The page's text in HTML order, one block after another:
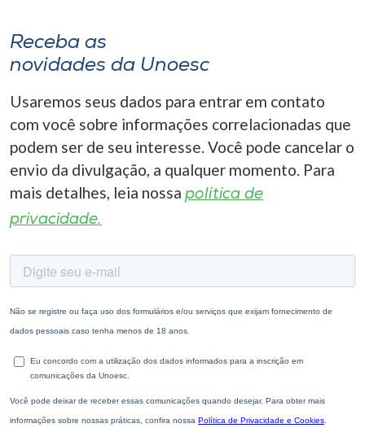
Receba as
novidades da Unoesc
Usaremos seus dados para entrar em contato
com você sobre informações correlacionadas que
podem ser de seu interesse. Você pode cancelar o
envio da divulgação, a qualquer momento. Para
mais detalhes, leia nossa política de
privacidade.